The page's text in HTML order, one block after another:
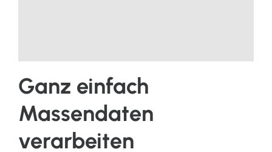
Ganz einfach
Massendaten
verarbeiten